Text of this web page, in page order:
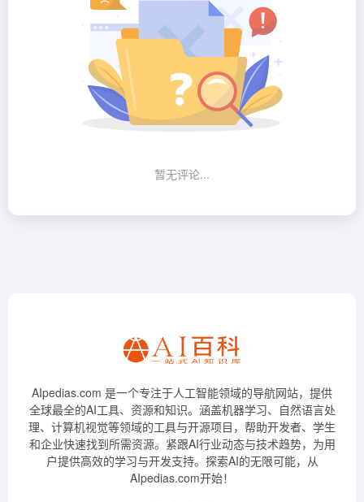
暂无评论...
AIpedias.com 是一个专注于人工智能领域的导航网站，提供
全球最全的AI工具、资源和知识。涵盖机器学习、自然语言处
理、计算机视觉等领域的工具与开源项目，帮助开发者、学生
和企业快速找到所需资源。紧跟AI行业动态与技术趋势，为用
户提供高效的学习与开发支持。探索AI的无限可能，从
AIpedias.com开始！